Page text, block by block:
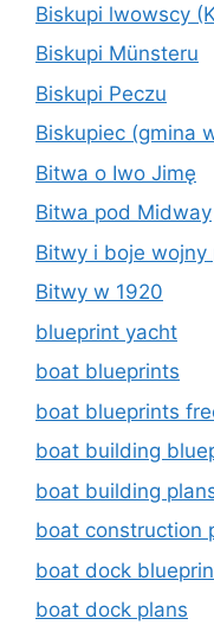
Biskupi lwowscy
Biskupi Münsteru
Biskupi Peczu
Biskupiec (gmina
Bitwa o Iwo Jimę
Bitwa pod Midway
Bitwy i boje
Bitwy w 1920
blueprint yacht
boat blueprints
boat blueprints
boat building
boat building
boat construction
boat dock
boat dock plans